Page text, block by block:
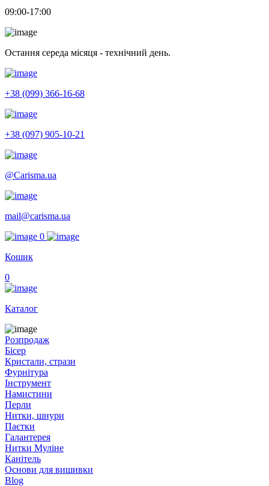
09:00-17:00
Остання середа місяця - технічний день.
+38 (099) 366-16-68
+38 (097) 905-10-21
@Carisma.ua
mail@carisma.ua
0
Кошик
0
Каталог
Розпродаж
Бісер
Кристали, стрази
Фурнітура
Інструмент
Намистини
Перли
Нитки, шнури
Паєтки
Галантерея
Нитки Муліне
Канітель
Основи для вишивки
Blog